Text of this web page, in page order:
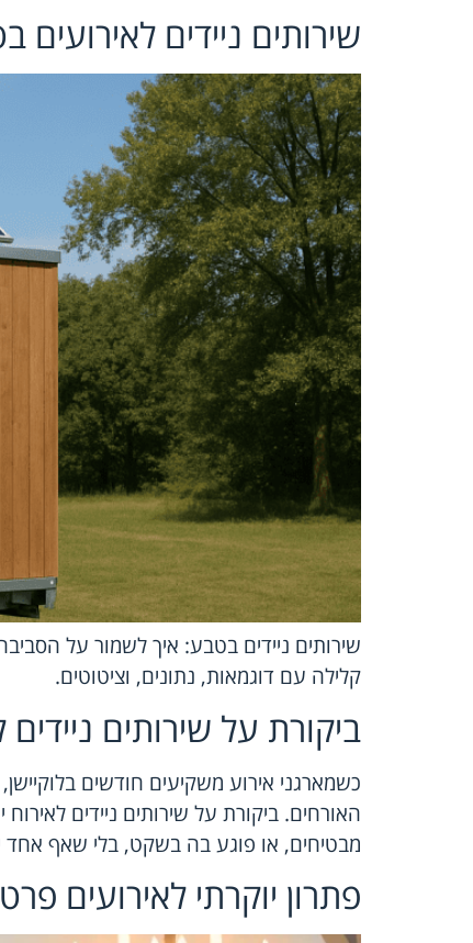
שירותים ניידים
שירותים ניידים בטבע: איך לשמור על
קלילה עם דוגמאות, נתונים, וציטוטים.
ביקורת על שירותים ניידים
כשמארגני אירוע משקיעים חודשים
האורחים. ביקורת על שירותים ניידים
מבטיחים, או פוגע בה בשקט, בלי שאף אחד
פתרון יוקרתי לאירועים